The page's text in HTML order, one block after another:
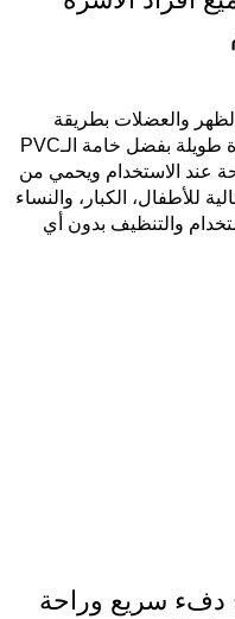
والعضلات بطريقة
طبيعية وآمنة. تحافظ على الحرارة لفترة طويلة بفضل خامة الـPVC
عند الاستخدام ويحمي من
للأطفال، الكبار، والنساء
والتنظيف بدون أي
دفء سريع وراحة